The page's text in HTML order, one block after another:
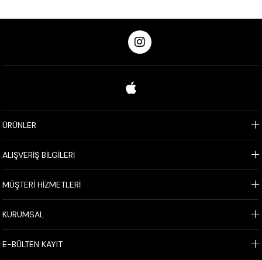
ÜRÜNLER
ALIŞVERİŞ BİLGİLERİ
MÜŞTERİ HİZMETLERİ
KURUMSAL
E-BÜLTEN KAYIT